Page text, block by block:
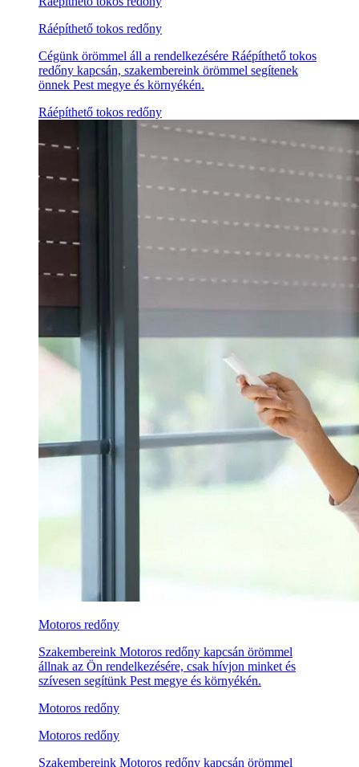
Ráépíthető tokos redőny
Cégünk örömmel áll a rendelkezésére Ráépíthető tokos
redőny kapcsán, szakembereink örömmel segítenek
önnek Pest megye és környékén.
Ráépíthető tokos redőny
Motoros redőny
Szakembereink Motoros redőny kapcsán örömmel
állnak az Ön rendelkezésére, csak hívjon minket és
szívesen segítünk Pest megye és környékén.
Motoros redőny
Motoros redőny
Szakembereink Motoros redőny kapcsán örömmel